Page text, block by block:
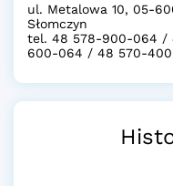
ul. Metalowa 10, 05-
Słomczyn
tel. 48 578-900-064 /
600-064 / 48 570-